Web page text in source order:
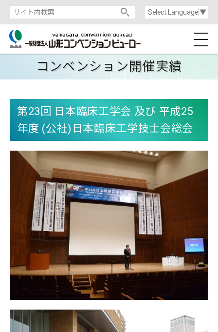
Select Language▼
コンベンション開催実績
第23回 日本臨床工学会 及び 平成25
年度 (公社)日本臨床工学技士会総会